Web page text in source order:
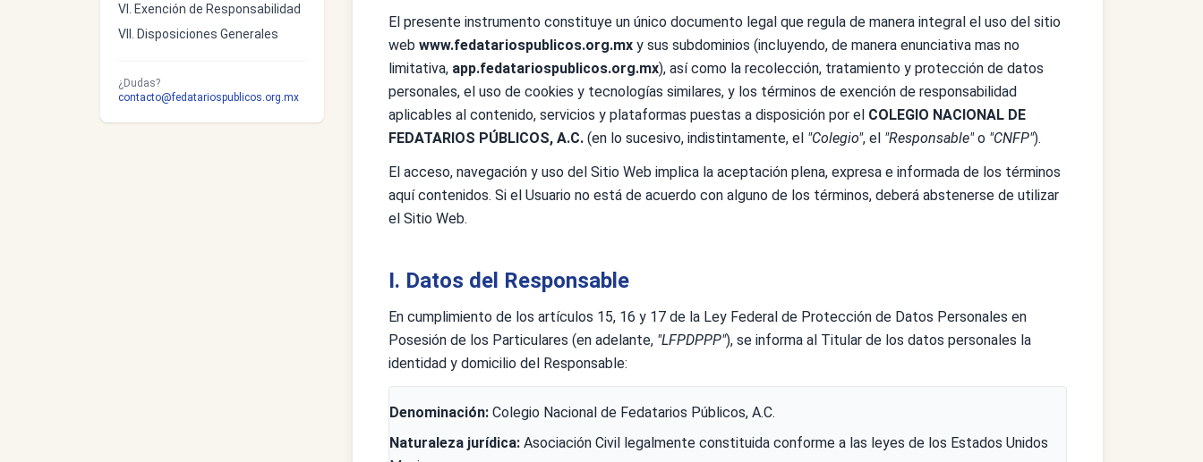
VI. Exención de Responsabilidad
VII. Disposiciones Generales
¿Dudas?
contacto@fedatariospublicos.org.mx
El presente instrumento constituye un único documento legal que regula de manera integral el uso del sitio
web www.fedatariospublicos.org.mx y sus subdominios (incluyendo, de manera enunciativa mas no
limitativa, app.fedatariospublicos.org.mx), así como la recolección, tratamiento y protección de datos
personales, el uso de cookies y tecnologías similares, y los términos de exención de responsabilidad
aplicables al contenido, servicios y plataformas puestas a disposición por el COLEGIO NACIONAL DE
FEDATARIOS PÚBLICOS, A.C. (en lo sucesivo, indistintamente, el "Colegio", el "Responsable"o "CNFP").
El acceso, navegación y uso del Sitio Web implica la aceptación plena, expresa e informada de los términos
aquí contenidos. Si el Usuario no está de acuerdo con alguno de los términos, deberá abstenerse de utilizar
el Sitio Web.
I. Datos del Responsable
En cumplimiento de los artículos 15, 16 y 17 de la Ley Federal de Protección de Datos Personales en
Posesión de los Particulares (en adelante, "LFPDPPP"), se informa al Titular de los datos personales la
identidad y domicilio del Responsable:
Denominación: Colegio Nacional de Fedatarios Públicos, A.C.
Naturaleza jurídica: Asociación Civil legalmente constituida conforme a las leyes de los Estados Unidos